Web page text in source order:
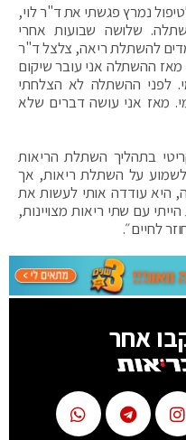
נמרץ פגשתי את ד"ר לוי,
שלושה שבועות אחרי
להשתלת ריאה, צלצל ד"ר
מאז ההשתלה אני עובר שיקום
לפני ההשתלה לא הצלחתי
מאז אני עושה דברים שלא
בתהליך השתלת הריאות
לשמוע על השתלת ריאות, אך
היא עודדה אותי לעשות את
עם שתי ריאות מצויינות,
לחיים״.
אחר